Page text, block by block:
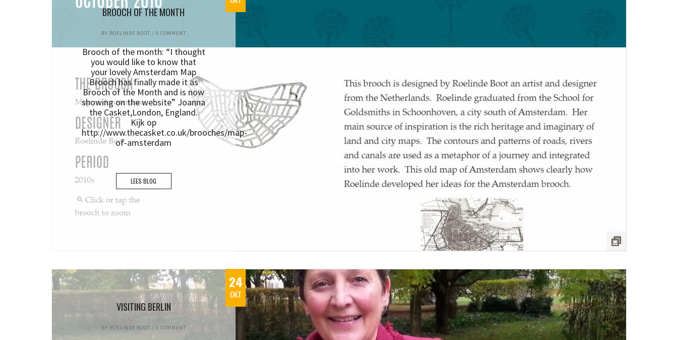
BROOCH OF THE MONTH
BY ROELINDE BOOT / 0 COMMENT
Brooch of the month: “I thought
you would like to know that
your lovely Amsterdam Map
Brooch has finally made it as
Brooch of the Month and is now
showing on the website” Joanna
the Casket,London, England.
Kijk op
http://www.thecasket.co.uk/brooches/map-
of-amsterdam
LEES BLOG
24
OKT
VISITING BERLIN
BY ROELINDE BOOT / 0 COMMENT